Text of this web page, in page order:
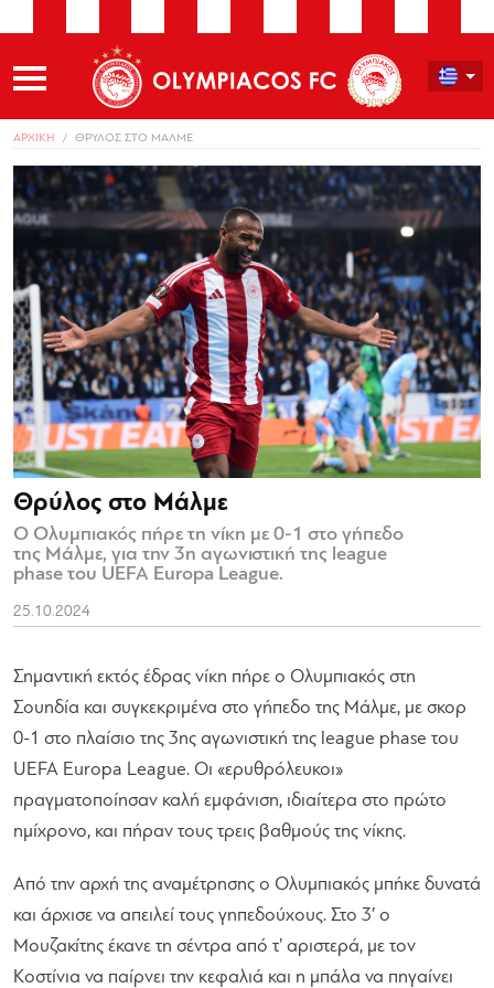
ΑΡΧΙΚΗ ΘΡΥΛΟΣ ΣΤΟ ΜΑΛΜΕ
Θρύλος στο Μάλμε
Ο Ολυμπιακός πήρε τη νίκη με 0-1 στο γήπεδο
της Μάλμε, για την 3η αγωνιστική της league
phase του UEFA Europa League.
25.10.2024
Σημαντική εκτός έδρας νίκη πήρε ο Ολυμπιακός στη
Σουηδία και συγκεκριμένα στο γήπεδο της Μάλμε, με σκορ
0-1 στο πλαίσιο της 3ης αγωνιστική της league phase του
UEFA Europa League. Οι «ερυθρόλευκοι»
πραγματοποίησαν καλή εμφάνιση, ιδιαίτερα στο πρώτο
ημίχρονο, και πήραν τους τρεις βαθμούς της νίκης.
Από την αρχή της αναμέτρησης ο Ολυμπιακός μπήκε δυνατά
και άρχισε να απειλεί τους γηπεδούχους. Στο 3′ ο
Μουζακίτης έκανε τη σέντρα από τ’ αριστερά, με τον
Κοστίνια να παίρνει την κεφαλιά και η μπάλα να πηγαίνει